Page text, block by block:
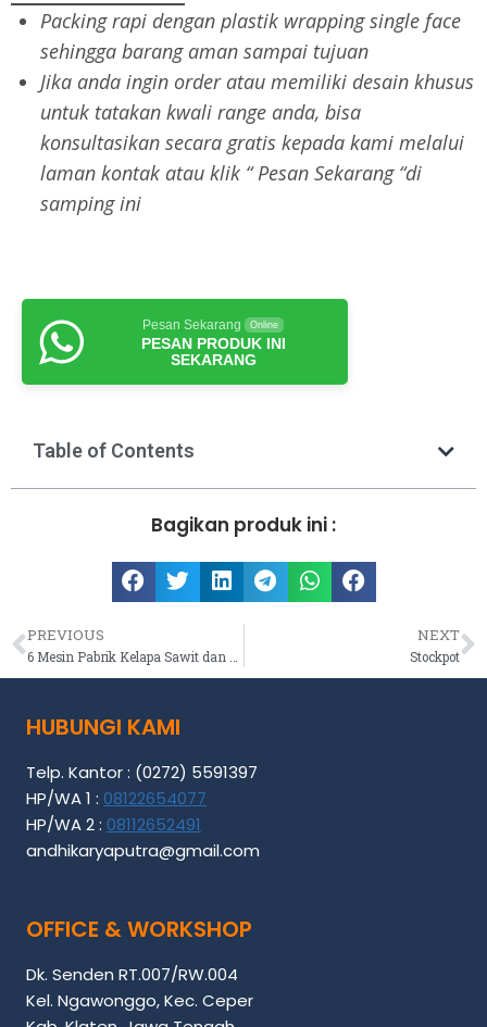
Packing rapi dengan plastik wrapping single face
sehingga barang aman sampai tujuan
Jika anda ingin order atau memiliki desain khusus
untuk tatakan kwali range anda, bisa
konsultasikan secara gratis kepada kami melalui
laman kontak atau klik “ Pesan Sekarang “di
samping ini
Pesan Sekarang Online
PESAN PRODUK INI
SEKARANG
Table of Contents
Bagikan produk ini :
PREVIOUS NEXT
Stockpot
HUBUNGI KAMI
Telp. Kantor : (0272) 5591397
HP/WA 1 : 08122654077
HP/WA 2 : 08112652491
andhikaryaputra@gmail.com
OFFICE & WORKSHOP
Dk. Senden RT.007/RW.004
Kel. Ngawonggo, Kec. Ceper